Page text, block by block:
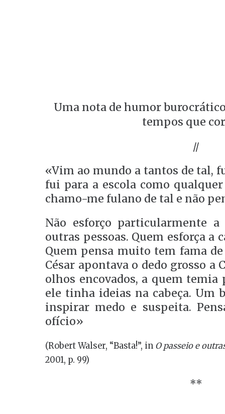
Uma nota de humor
tempos que
//
«Vim ao mundo a tantos de tal,
fui para a escola como
chamo-me fulano de tal e não
Não esforço particularmente a
outras pessoas. Quem esforça a
Quem pensa muito tem fama
César apontava o dedo grosso a
olhos encovados, a quem temia
ele tinha ideias na cabeça. Um
inspirar medo e suspeita.
ofício»
(Robert Walser, “Basta!”, in O passeio e
2001, p. 99)
**